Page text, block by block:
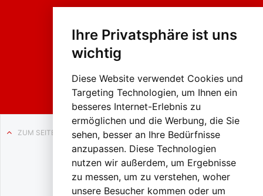
Ihre Privatsphäre ist uns
wichtig
Diese Website verwendet Cookies und
Targeting Technologien, um Ihnen ein
besseres Internet-Erlebnis zu
ermöglichen und die Werbung, die Sie
sehen, besser an Ihre Bedürfnisse
anzupassen. Diese Technologien
nutzen wir außerdem, um Ergebnisse
zu messen, um zu verstehen, woher
unsere Besucher kommen oder um
sumzug
Liezen
ZUM SEITENANFANG
Auf BLO24.at werben?
+43 (0)664 2226600